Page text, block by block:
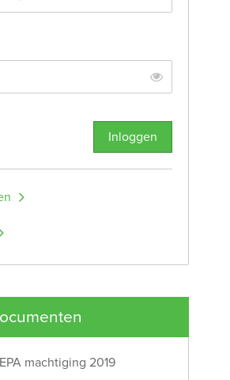
Inloggen
machtiging 2019